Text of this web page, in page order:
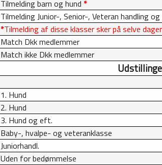
Tilmelding barn og hund *
Tilmelding Junior-, Senior-, Veteran handling
*Tilmelding af disse klasser sker på selve
Match Dkk medlemmer
Match ikke Dkk medlemmer
1. Hund
2. Hund
3. Hund og eft.
Baby-, hvalpe- og veteranklasse
Juniorhandl.
Uden for bedømmelse